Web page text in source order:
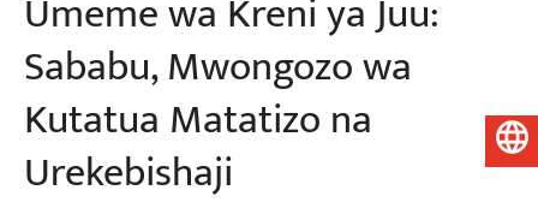
Sababu, Mwongozo wa
Kutatua Matatizo na
Urekebishaji Kiswahili